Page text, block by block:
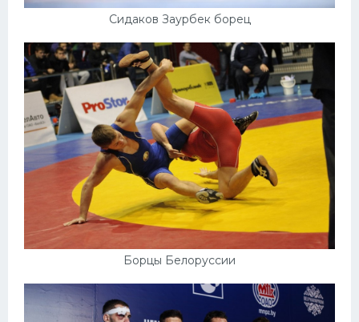
Сидаков Заурбек борец
Борцы Белоруссии